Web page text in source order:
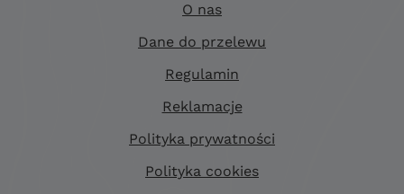
O nas
Dane do przelewu
Regulamin
Reklamacje
Polityka prywatności
Polityka cookies